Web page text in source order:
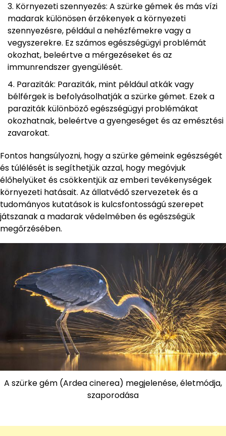
Környezeti szennyezés: A szürke gémek és más vízi
madarak különösen érzékenyek a környezeti
szennyezésre, például a nehézfémekre vagy a
vegyszerekre. Ez számos egészségügyi problémát
okozhat, beleértve a mérgezéseket és az
immunrendszer gyengülését.
Paraziták: Paraziták, mint például atkák vagy
bélférgek is befolyásolhatják a szürke gémet. Ezek a
paraziták különböző egészségügyi problémákat
okozhatnak, beleértve a gyengeséget és az emésztési
zavarokat.
Fontos hangsúlyozni, hogy a szürke gémeink egészségét
és túlélését is segíthetjük azzal, hogy megóvjuk
élőhelyüket és csökkentjük az emberi tevékenységek
környezeti hatásait. Az állatvédő szervezetek és a
tudományos kutatások is kulcsfontosságú szerepet
játszanak a madarak védelmében és egészségük
megőrzésében.
A szürke gém (Ardea cinerea) megjelenése, életmódja,
szaporodása